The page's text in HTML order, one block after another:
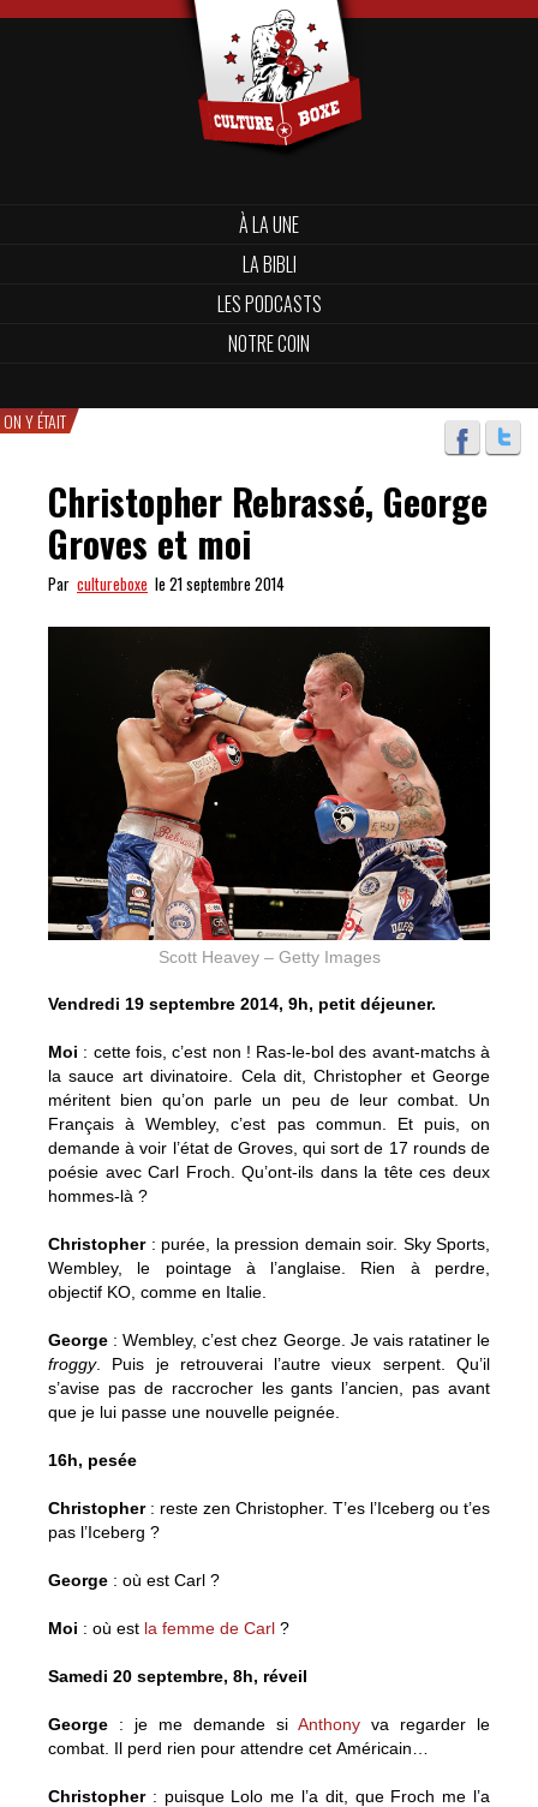
À LA UNE
LA BIBLI
LES PODCASTS
NOTRE COIN
ON Y ÉTAIT
Christopher Rebrassé, George
Groves et moi
Par cultureboxe le 21 septembre 2014
Scott Heavey – Getty Images
Vendredi 19 septembre 2014, 9h, petit déjeuner.
Moi : cette fois, c’est non ! Ras-le-bol des avant-matchs à
la sauce art divinatoire. Cela dit, Christopher et George
méritent bien qu’on parle un peu de leur combat. Un
Français à Wembley, c’est pas commun. Et puis, on
demande à voir l’état de Groves, qui sort de 17 rounds de
poésie avec Carl Froch. Qu’ont-ils dans la tête ces deux
hommes-là ?
Christopher: purée, la pression demain soir. Sky Sports,
Wembley, le pointage à l’anglaise. Rien à perdre,
objectif KO, comme en Italie.
George : Wembley, c’est chez George. Je vais ratatiner le
froggy. Puis je retrouverai l’autre vieux serpent. Qu’il
s’avise pas de raccrocher les gants l’ancien, pas avant
que je lui passe une nouvelle peignée.
16h, pesée
Christopher : reste zen Christopher. T’es l’Iceberg ou t’es
pas l’Iceberg ?
George : où est Carl ?
Moi : où est la femme de Carl ?
Samedi 20 septembre, 8h, réveil
George : je me demande si Anthony va regarder le
combat. Il perd rien pour attendre cet Américain…
Christopher: puisque Lolo me l’a dit, que Froch me l’a